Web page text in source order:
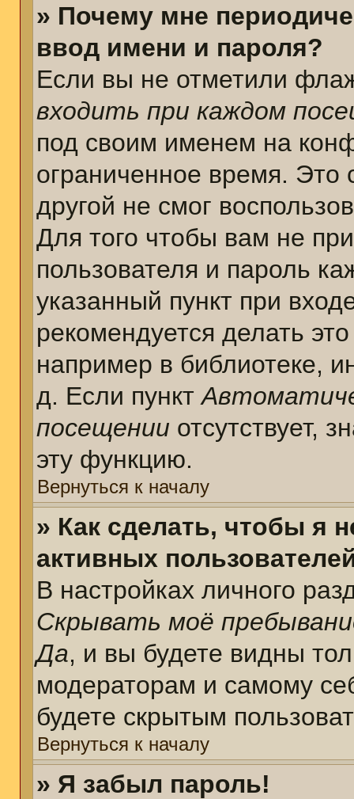
» Почему мне
ввод имени и пароля?
Если вы не отметили
входить при каждом
под своим именем на
ограниченное время. Это
другой не смог
Для того чтобы вам не
пользователя и пароль
указанный пункт при
рекомендуется делать
например в библиотеке,
д. Если пункт
посещении отсутствует,
эту функцию.
Вернуться к началу
» Как сделать, чтобы я
активных
В настройках личного
Скрывать моё
Да, и вы будете видны
модераторам и самому
будете скрытым
Вернуться к началу
» Я забыл пароль!